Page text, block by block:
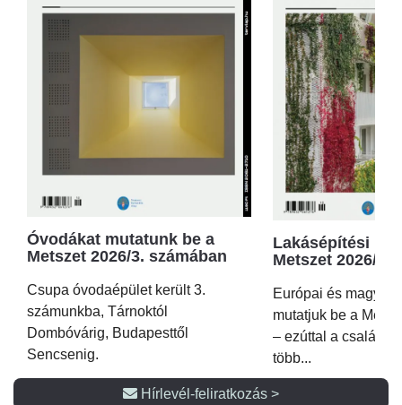
Óvodákat mutatunk be a
Metszet 2026/3. számában
Csupa óvodaépület került 3.
számunkba, Tárnoktól
Dombóvárig, Budapesttől
Sencsenig.
Lakásépítési
Metszet 2026/2.
Európai és magyar
mutatjuk be a
– ezúttal a családi
több...
Hírlevél-feliratkozás >